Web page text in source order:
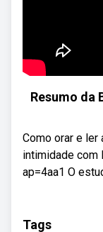
Resumo da
Como orar e ler
intimidade com
ap=4aa1 O
Tags